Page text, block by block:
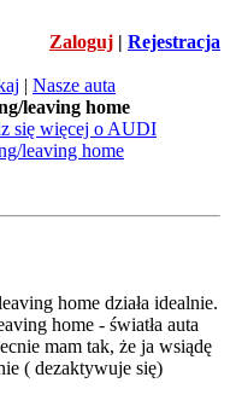
Zaloguj | Rejestracja
| Nasze auta
leaving home
się więcej o AUDI
leaving home
home działa idealnie.
home - światła auta
mam tak, że ja wsiądę
( dezaktywuje się)